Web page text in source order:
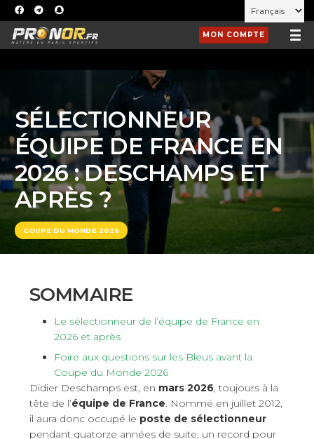
MON COMPTE
SÉLECTIONNEUR
ÉQUIPE DE FRANCE EN
2026 : DESCHAMPS ET
APRÈS ?
COUPE DU MONDE 2026
SOMMAIRE
Le sélectionneur de l’équipe de France en
2026 et après
Foire aux questions sur les Bleus avant la
Coupe du Monde 2026
Didier Deschamps est, en mars 2026, toujours à la
tête de l’équipe de France. Nommé en juillet 2012,
il aura donc occupé le poste de sélectionneur
pendant quatorze années de suite, un record pour